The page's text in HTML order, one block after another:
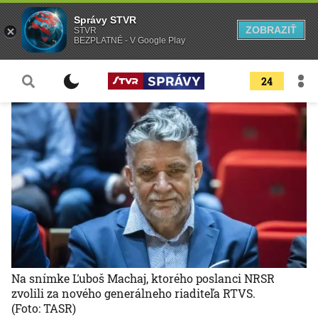
24
Na snímke Ľuboš Machaj, ktorého poslanci NRSR
zvolili za nového generálneho riaditeľa RTVS.
(Foto: TASR)
Správy STVR
STVR
BEZPLATNÉ - V Google Play
ZOBRAZIŤ